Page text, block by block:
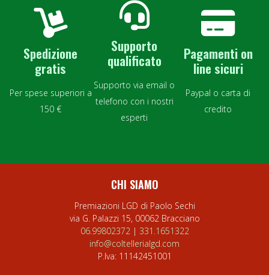
Spedizione
gratis
Per spese superiori a
150 €
Supporto
qualificato
Supporto via email o
telefono con i nostri
esperti
Pagamenti on
line sicuri
Paypal o carta di
credito
CHI SIAMO
Premiazioni LGD di Paolo Sechi
via G. Palazzi 15, 00062 Bracciano
06.99802372| 331.1651322
info@coltellerialgd.com
P.Iva: 11142451001